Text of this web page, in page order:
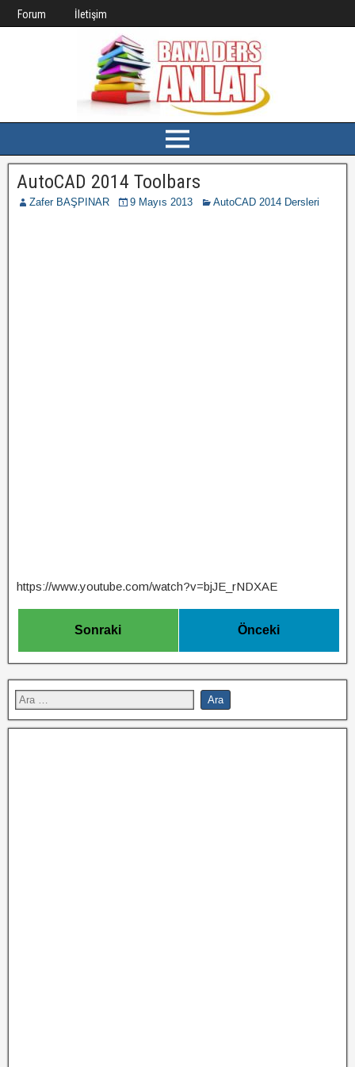
Forum İletişim
AutoCAD 2014 Toolbars
Zafer BAŞPINAR 9 Mayıs 2013 AutoCAD 2014 Dersleri
https://www.youtube.com/watch?v=bjJE_rNDXAE
Sonraki Önceki